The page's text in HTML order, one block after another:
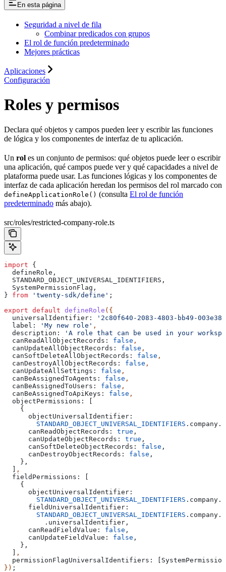
En esta página
Seguridad a nivel de fila
Combinar predicados con grupos
El rol de función predeterminado
Mejores prácticas
Aplicaciones
Configuración
Roles y permisos
Declara qué objetos y campos pueden leer y escribir las funciones
de lógica y los componentes de interfaz de tu aplicación.
Un rol es un conjunto de permisos: qué objetos puede leer o escribir
una aplicación, qué campos puede ver y qué capacidades a nivel de
plataforma puede usar. Las funciones lógicas y los componentes de
interfaz de cada aplicación heredan los permisos del rol marcado con
defineApplicationRole() (consulta El rol de función
predeterminado más abajo).
src/roles/restricted-company-role.ts
import {
  defineRole
,
  STANDARD_OBJECT_UNIVERSAL_IDENTIFIERS
,
  SystemPermissionFlag
,
} from 'twenty-sdk/define' ;
export default defineRole ({
  universalIdentifier:
'2c80f640-2083-4803-bb49-
  label:
'My new role' ,
  description:
'A role that can be used in your
  canReadAllObjectRecords:
false ,
  canUpdateAllObjectRecords:
false ,
  canSoftDeleteAllObjectRecords:
false ,
  canDestroyAllObjectRecords:
false ,
  canUpdateAllSettings:
false ,
  canBeAssignedToAgents:
false ,
  canBeAssignedToUsers:
false ,
  canBeAssignedToApiKeys:
false ,
  objectPermissions:
[
    {
      objectUniversalIdentifier:
        STANDARD_OBJECT_UNIVERSAL_IDENTIFIERS
. company .
      canReadObjectRecords:
true ,
      canUpdateObjectRecords:
true ,
      canSoftDeleteObjectRecords:
false ,
      canDestroyObjectRecords:
false ,
    },
  ]
,
  fieldPermissions:
[
    {
      objectUniversalIdentifier:
        STANDARD_OBJECT_UNIVERSAL_IDENTIFIERS
. company .
      fieldUniversalIdentifier:
        STANDARD_OBJECT_UNIVERSAL_IDENTIFIERS
. company .
          .
universalIdentifier ,
      canReadFieldValue:
false ,
      canUpdateFieldValue:
false ,
    },
  ]
,
  permissionFlagUniversalIdentifiers:
[
}) ;